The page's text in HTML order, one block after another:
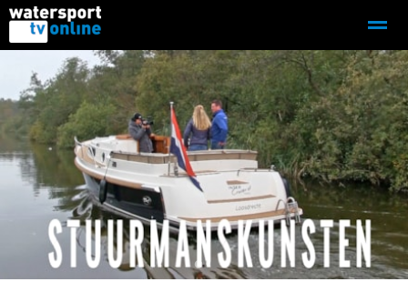
Zeilen Motorboot-sloep Adverteren Redactie
Home Contact Bellen Zoeken
●●